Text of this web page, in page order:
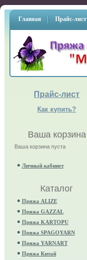
Главная Прайс-лист
Прайс-лист
Как купить?
Ваша корзина
Ваша корзина пуста
Личный кабинет
Каталог
Пряжа ALIZE
Пряжа GAZZAL
Пряжа KARTOPU
Пряжа SPAGOYARN
Пряжа YARNART
Пряжа Китай